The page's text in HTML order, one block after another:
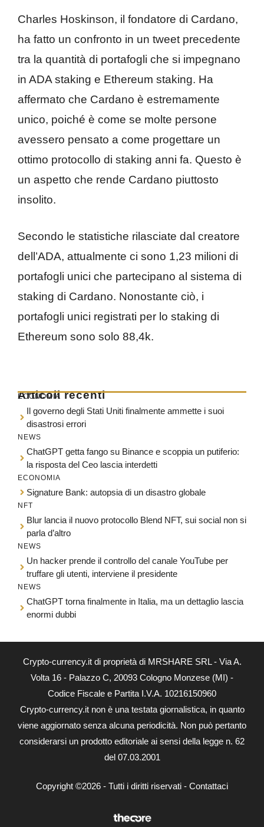
Charles Hoskinson, il fondatore di Cardano,
ha fatto un confronto in un tweet precedente
tra la quantità di portafogli che si impegnano
in ADA staking e Ethereum staking. Ha
affermato che Cardano è estremamente
unico, poiché è come se molte persone
avessero pensato a come progettare un
ottimo protocollo di staking anni fa. Questo è
un aspetto che rende Cardano piuttosto
insolito.
Secondo le statistiche rilasciate dal creatore
dell’ADA, attualmente ci sono 1,23 milioni di
portafogli unici che partecipano al sistema di
staking di Cardano. Nonostante ciò, i
portafogli unici registrati per lo staking di
Ethereum sono solo 88,4k.
Articoli recenti
ECONOMIA
Il governo degli Stati Uniti finalmente ammette i suoi
disastrosi errori
NEWS
ChatGPT getta fango su Binance e scoppia un putiferio:
la risposta del Ceo lascia interdetti
ECONOMIA
Signature Bank: autopsia di un disastro globale
NFT
Blur lancia il nuovo protocollo Blend NFT, sui social non si
parla d’altro
NEWS
Un hacker prende il controllo del canale YouTube per
truffare gli utenti, interviene il presidente
NEWS
ChatGPT torna finalmente in Italia, ma un dettaglio lascia
enormi dubbi
Crypto-currency.it di proprietà di MRSHARE SRL - Via A.
Volta 16 - Palazzo C, 20093 Cologno Monzese (MI) -
Codice Fiscale e Partita I.V.A. 10216150960
Crypto-currency.it non è una testata giornalistica, in quanto
viene aggiornato senza alcuna periodicità. Non può pertanto
considerarsi un prodotto editoriale ai sensi della legge n. 62
del 07.03.2001
Copyright ©2026 - Tutti i diritti riservati - Contattaci